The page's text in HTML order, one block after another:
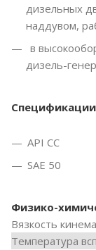
дизельных
наддувом,
в
дизель-
API CC
SAE 50
Физико-
Вязкость
Температура